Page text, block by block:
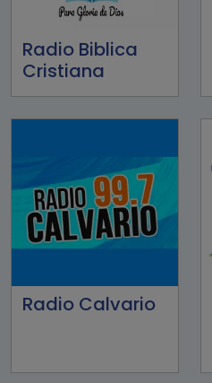
Radio Biblica
Cristiana
Radio Calvario